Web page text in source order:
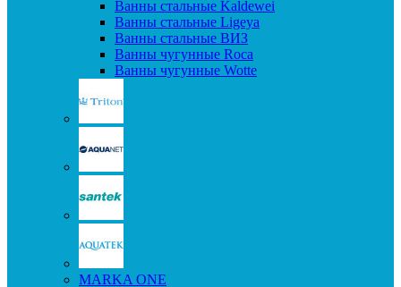
Ванны стальные Kaldewei
Ванны стальные Ligeya
Ванны стальные ВИЗ
Ванны чугунные Roca
Ванны чугунные Wotte
MARKA ONE